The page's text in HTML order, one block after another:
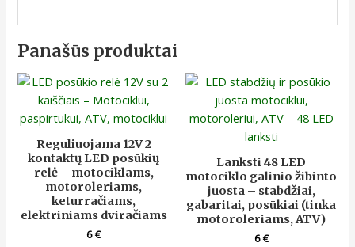
Panašūs produktai
Reguliuojama 12V 2
kontaktų LED posūkių
relė – motociklams,
motoroleriams,
keturračiams,
elektriniams dviračiams
6€
Lanksti 48 LED
motociklo galinio žibinto
juosta – stabdžiai,
gabaritai, posūkiai (tinka
motoroleriams, ATV)
6€